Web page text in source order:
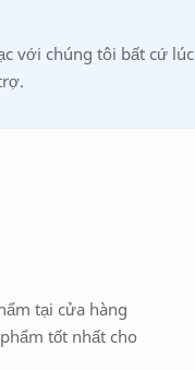
với chúng tôi bất cứ lúc
tại cửa hàng
tốt nhất cho